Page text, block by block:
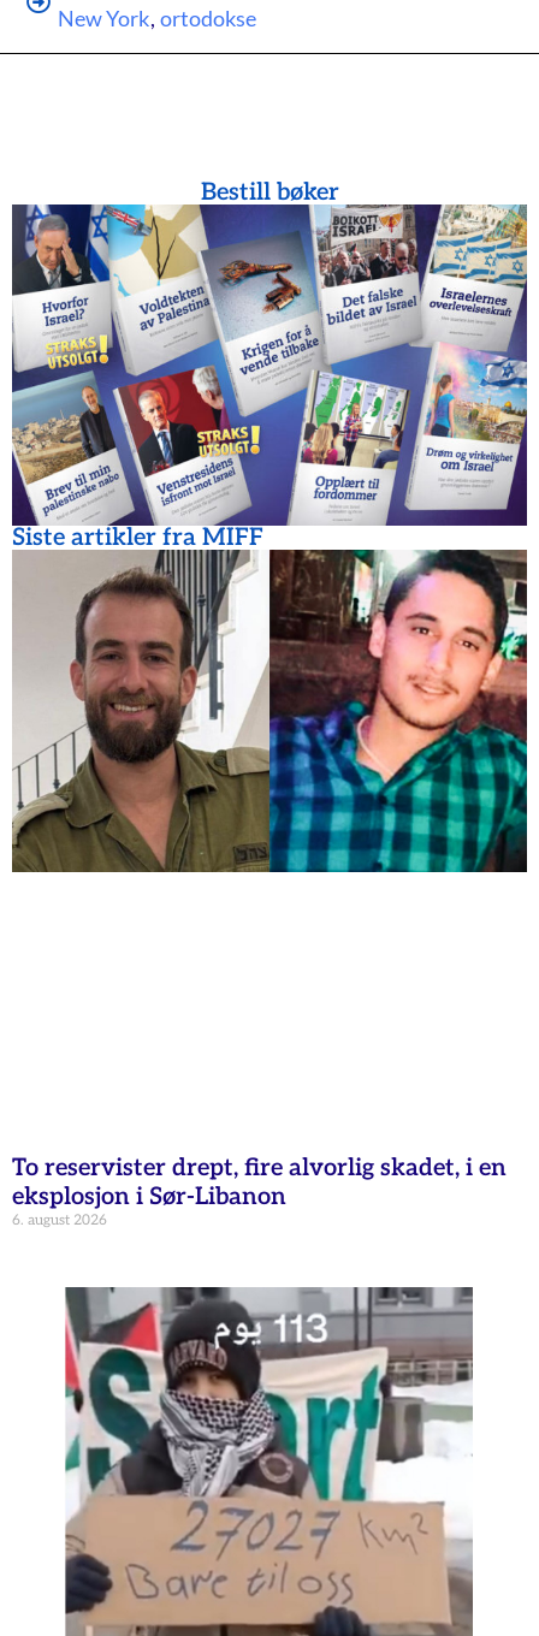
New York, ortodokse
Bestill bøker
Siste artikler fra MIFF
To reservister drept, fire alvorlig skadet, i en
eksplosjon i Sør-Libanon
6. august 2026